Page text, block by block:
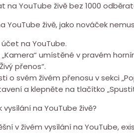
YouTube živě bez 1000
YouTube živě, jako nováček
na YouTube.
umístěné v pravém
přenos“.
o svém živém přenosu v sekci
a klepněte na tlačítko
na YouTube živě?
v živém vysílání na YouTube,